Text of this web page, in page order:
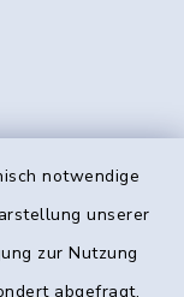
notwendige
unserer
zur Nutzung
abgefragt.